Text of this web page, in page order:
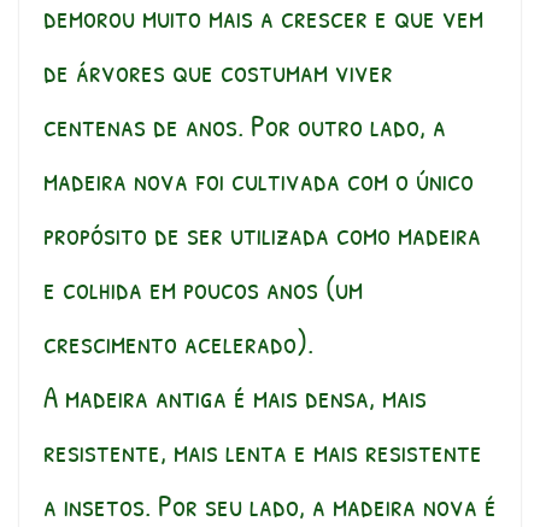
demorou muito mais a crescer e que vem
de árvores que costumam viver
centenas de anos. Por outro lado, a
madeira nova foi cultivada com o único
propósito de ser utilizada como madeira
e colhida em poucos anos (um
crescimento acelerado).
A madeira antiga é mais densa, mais
resistente, mais lenta e mais resistente
a insetos. Por seu lado, a madeira nova é